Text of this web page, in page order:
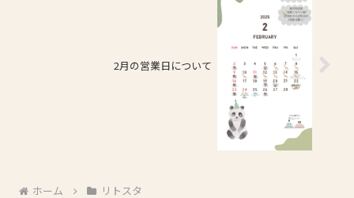
2月の営業日について
ホーム リトスタ